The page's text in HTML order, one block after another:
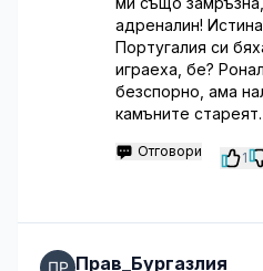
адреналин!
Португалия си
играеха, бе?
безспорно, ама
камъните
Отговори 1
Прав_Бургазлия